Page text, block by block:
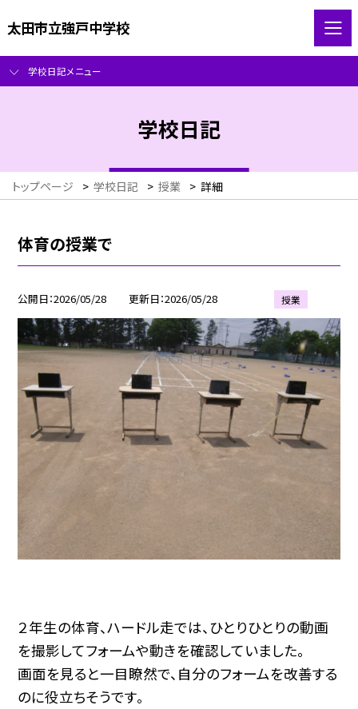
太田市立強戸中学校
学校日記メニュー
学校日記
トップページ > 学校日記 > 授業 > 詳細
体育の授業で
公開日 2026/05/28 更新日 2026/05/28 授業
２年生の体育、ハードル走では、ひとりひとりの動画
を撮影してフォームや動きを確認していました。
画面を見ると一目瞭然で、自分のフォームを改善する
のに役立ちそうです。